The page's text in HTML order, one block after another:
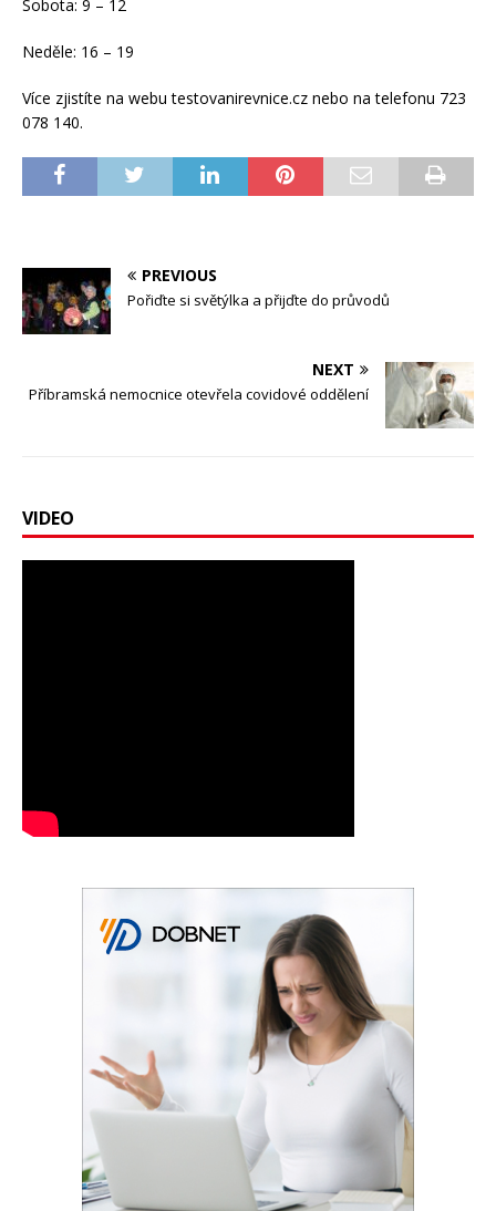
Sobota: 9 – 12
Neděle: 16 – 19
Více zjistíte na webu testovanirevnice.cz nebo na telefonu 723
078 140.
PREVIOUS
Pořiďte si světýlka a přijďte do průvodů
NEXT
Příbramská nemocnice otevřela covidové oddělení
VIDEO